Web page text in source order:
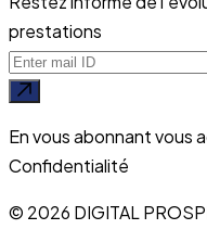
prestations
En vous abonnant vous
Confidentialité
© 2026 DIGITAL